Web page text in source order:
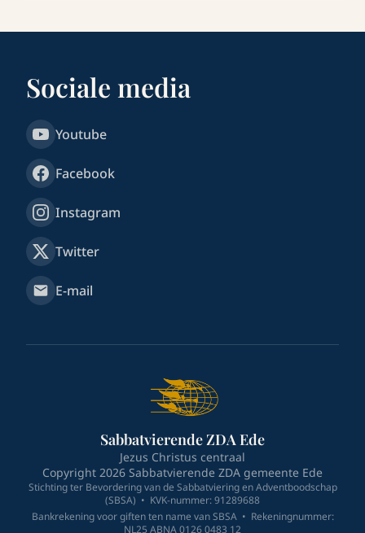
Sociale media
Youtube
Facebook
Instagram
Twitter
E-mail
Sabbatvierende ZDA Ede
Jezus Christus centraal
Copyright 2026 Sabbatvierende ZDA gemeente Ede
Stichting ter Bevordering van de Sabbatviering en Adventboodschap
(SBSA) • KVK-nummer: 91289688
Bankrekening voor giften ten name van SBSA • Rekeningnummer:
NL25 ABNA 0126 0483 12